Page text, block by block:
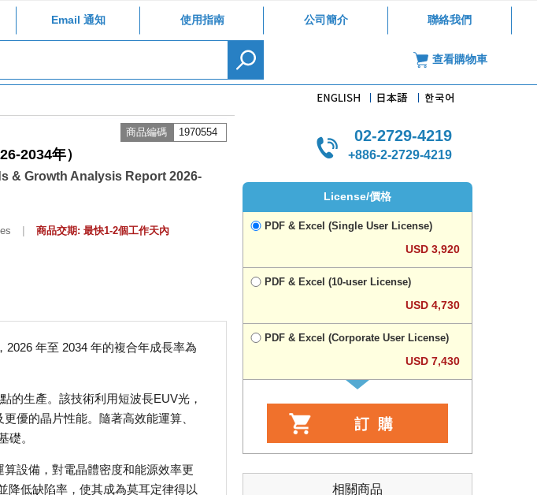
Email 通知 使用指南 公司簡介 聯絡我們
查看購物車
商品編碼 1970554
2034年）
& Growth Analysis Report 2026-
| 商品交期: 最快1-2個工作天內
年至 2034 年的複合年成長率為
的生產。該技術利用短波長EUV光，
優的晶片性能。隨著高效能運算、
礎。
設備，對電晶體密度和能源效率更
降低缺陷率，使其成為莫耳定律得以
02-2729-4219
+886-2-2729-4219
License/價格
PDF & Excel (Single User License)
USD 3,920
PDF & Excel (10-user License)
USD 4,730
PDF & Excel (Corporate User License)
USD 7,430
相關商品